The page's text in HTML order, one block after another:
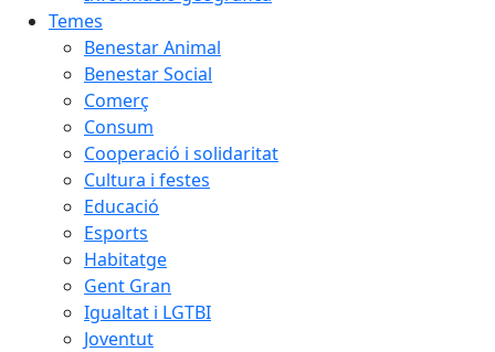
Temes
Benestar Animal
Benestar Social
Comerç
Consum
Cooperació i solidaritat
Cultura i festes
Educació
Esports
Habitatge
Gent Gran
Igualtat i LGTBI
Joventut